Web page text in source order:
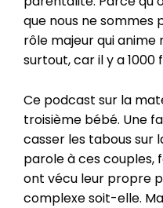
que nous ne sommes
rôle majeur quianime
surtout, car il y a 1000
Ce podcast sur la
troisième bébé. Une
casser les tabous sur
parole à ces couples,
ont vécu leur propre
complexe soit-elle.